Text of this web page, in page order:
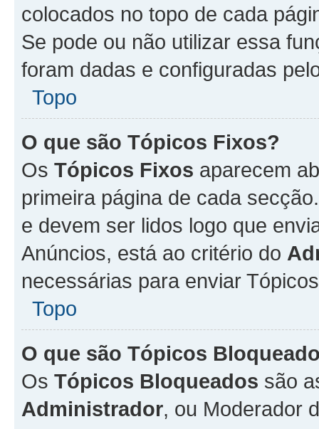
colocados no topo de cada
Se pode ou não utilizar essa
foram dadas e configuradas
Topo
O que são Tópicos Fixos?
Os Tópicos Fixos aparecem
primeira página de cada
e devem ser lidos logo que
Anúncios, está ao critério do
necessárias para enviar
Topo
O que são Tópicos
Os Tópicos Bloqueados são
Administrador, ou Moderador